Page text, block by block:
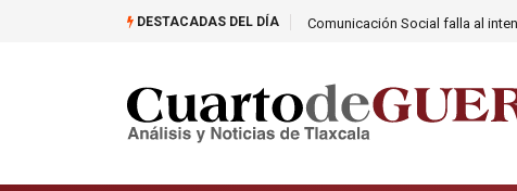
DESTACADAS DEL DÍA
con la transparencia Comunicación Social falla al